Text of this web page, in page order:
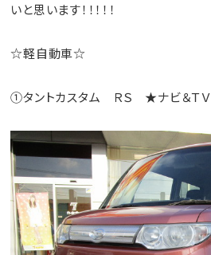
いと思います！！！！！
☆軽自動車☆
①タントカスタム ＲＳ ★ナビ＆ＴＶ